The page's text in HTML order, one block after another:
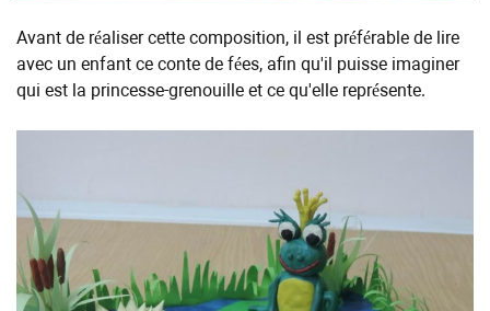
Avant de réaliser cette composition, il est préférable de lire
avec un enfant ce conte de fées, afin qu'il puisse imaginer
qui est la princesse-grenouille et ce qu'elle représente.